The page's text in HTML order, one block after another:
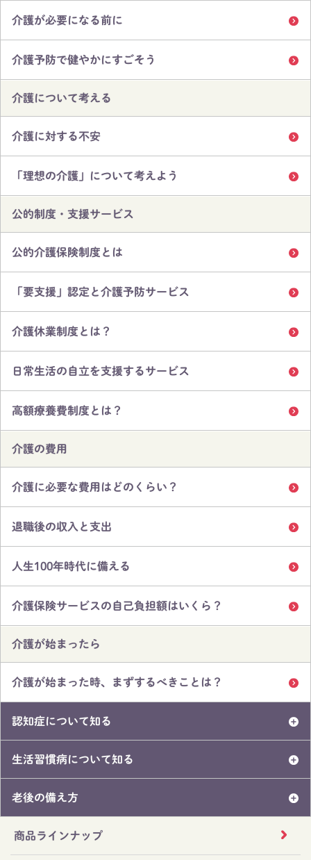
介護が必要になる前に
介護予防で健やかにすごそう
介護について考える
介護に対する不安
「理想の介護」について考えよう
公的制度・支援サービス
公的介護保険制度とは
「要支援」認定と介護予防サービス
介護休業制度とは？
日常生活の自立を支援するサービス
高額療養費制度とは？
介護の費用
介護に必要な費用はどのくらい？
退職後の収入と支出
人生100年時代に備える
介護保険サービスの自己負担額はいくら？
介護が始まったら
介護が始まった時、まずするべきことは？
認知症について知る
生活習慣病について知る
老後の備え方
商品ラインナップ